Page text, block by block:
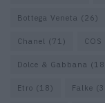
Bottega Veneta (26)
Chanel (71) COS
Dolce & Gabbana
Etro (18) Falke